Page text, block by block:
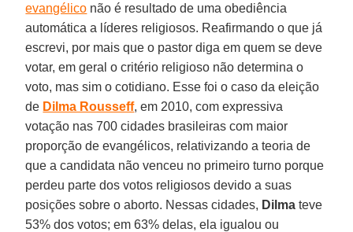
evangélico não é resultado de uma obediência
automática a líderes religiosos. Reafirmando o que já
escrevi, por mais que o pastor diga em quem se deve
votar, em geral o critério religioso não determina o
voto, mas sim o cotidiano. Esse foi o caso da eleição
de Dilma Rousseff, em 2010, com expressiva
votação nas 700 cidades brasileiras com maior
proporção de evangélicos, relativizando a teoria de
que a candidata não venceu no primeiro turno porque
perdeu parte dos votos religiosos devido a suas
posições sobre o aborto. Nessas cidades, Dilma teve
53% dos votos; em 63% delas, ela igualou ou